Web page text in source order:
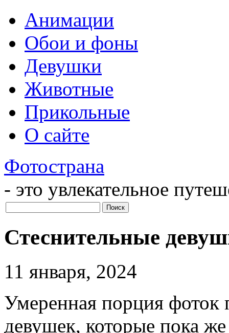
Анимации
Обои и фоны
Девушки
Животные
Прикольные
О сайте
Фотострана
- это увлекательное
Стеснительные
11 января, 2024
Умеренная порция фоток
девушек, которые пока